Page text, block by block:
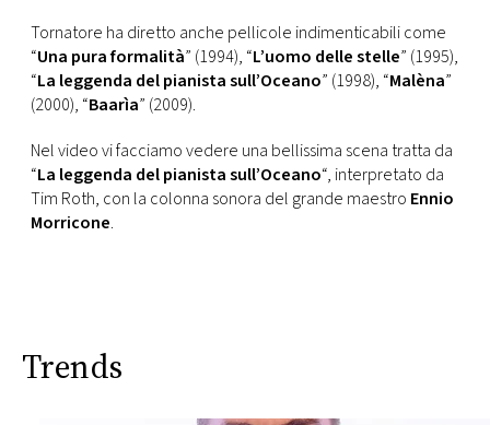
Tornatore ha diretto anche pellicole indimenticabili come
“Una pura formalità” (1994), “L’uomo delle stelle” (1995),
“La leggenda del pianista sull’Oceano” (1998), “Malèna”
(2000), “Baarìa” (2009).
Nel video vi facciamo vedere una bellissima scena tratta da
“La leggenda del pianista sull’Oceano“, interpretato da
Tim Roth, con la colonna sonora del grande maestro Ennio
Morricone.
Trends